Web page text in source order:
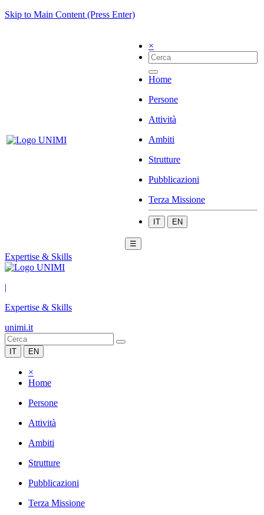
Skip to Main Content (Press Enter)
×
Home
Persone
Attività
Ambiti
Strutture
Pubblicazioni
Terza Missione
IT EN
☰
Expertise & Skills
|
Expertise & Skills
unimi.it
IT EN
×
Home
Persone
Attività
Ambiti
Strutture
Pubblicazioni
Terza Missione